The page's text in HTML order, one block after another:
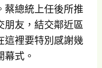
蔡總統上任後所推
朋友，結交鄰近區
這裡要特別感謝幾
式。